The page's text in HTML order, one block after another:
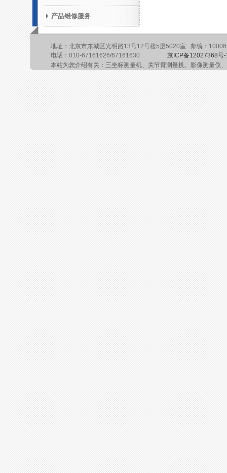
产品维修服务
地址：北京市东城区光明路13号12号楼5层5020室 邮编：
电话：010-67161626/67161630 京ICP备12027368号
本站为您介绍有关：三坐标测量机、关节臂测量机、影像测量仪